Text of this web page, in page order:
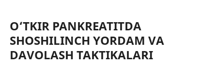
O‘TKIR PANKREATITDA
SHOSHILINCH YORDAM VA
DAVOLASH TAKTIKALARI